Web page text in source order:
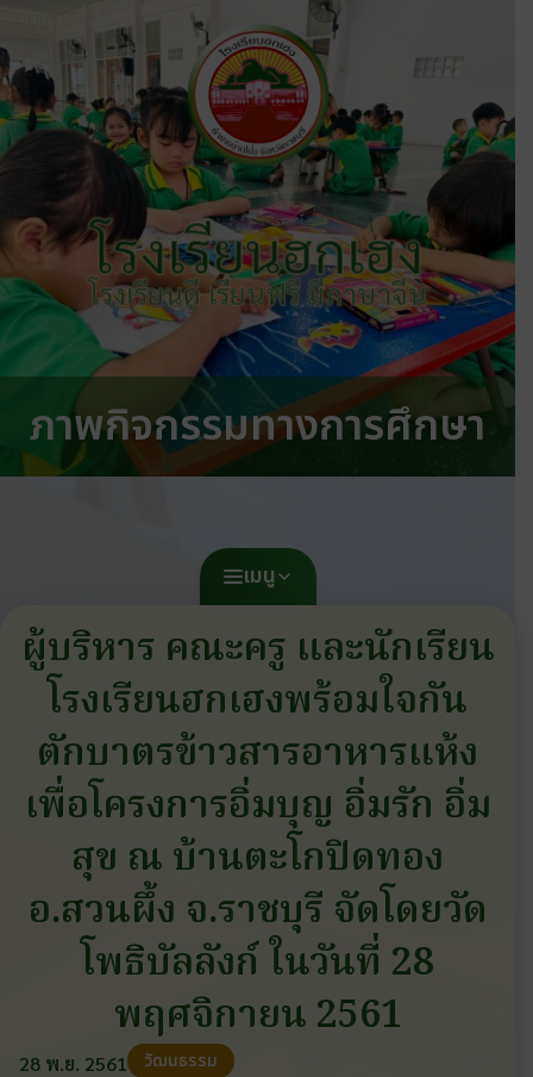
โรงเรียนฮกเฮง
โรงเรียนดี เรียนฟรี มีภาษาจีน
ภาพกิจกรรมทางการศึกษา
เมนู
ผู้บริหาร คณะครู และนักเรียน
โรงเรียนฮกเฮงพร้อมใจกัน
ตักบาตรข้าวสารอาหารแห้ง
เพื่อโครงการอิ่มบุญ อิ่มรัก อิ่ม
สุข ณ บ้านตะโกปิดทอง
อ.สวนผึ้ง จ.ราชบุรี จัดโดยวัด
โพธิบัลลังก์ ในวันที่ 28
พฤศจิกายน 2561
28 พ.ย. 2561 วัฒนธรรม